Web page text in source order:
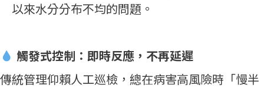
以來水分分布不均的問題。
觸發式控制：即時反應，不再延遲
傳統管理仰賴人工巡檢，總在病害高風險時「慢半